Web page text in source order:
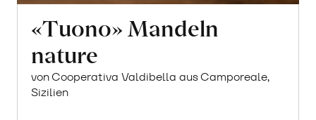
«Tuono» Mandeln
nature
von Cooperativa Valdibella aus Camporeale,
Sizilien